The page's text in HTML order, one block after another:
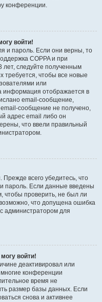
конференции.
войти!
и пароль. Если они верны, то
COPPA и при
лет, следуйте полученным
требуется, чтобы все новые
или
информация отображается в
email-сообщение,
сообщение не получено,
адрес email либо он
что ввели правильный
всего убедитесь, что
пароль. Если данные введены
чтобы проверить, не был ли
что допущена ошибка
администратором для
войти!
деактивировал или
конференции
время не
размер базы данных. Если
снова и активнее